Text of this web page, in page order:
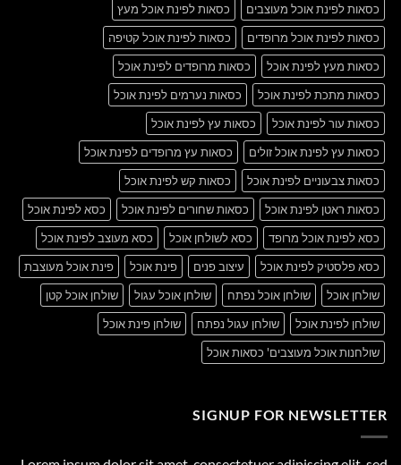
כסאות לפינת אוכל מעוצבים
כסאות לפינת אוכל מעץ
כסאות לפינת אוכל מרופדים
כסאות לפינת אוכל קטיפה
כסאות מעץ לפינת אוכל
כסאות מרופדים לפינת אוכל
כסאות מתכת לפינת אוכל
כסאות נערמים לפינת אוכל
כסאות עור לפינת אוכל
כסאות עץ לפינת אוכל
כסאות עץ לפינת אוכל זולים
כסאות עץ מרופדים לפינת אוכל
כסאות צבעוניים לפינת אוכל
כסאות קש לפינת אוכל
כסאות ראטן לפינת אוכל
כסאות שחורים לפינת אוכל
כסא לפינת אוכל
כסא לפינת אוכל מרופד
כסא לשולחן אוכל
כסא מעוצב לפינת אוכל
כסא פלסטיק לפינת אוכל
עיצוב פנים פינת אוכל
פינת אוכל מעוצבת
שולחן אוכל
שולחן אוכל נפתח שולחן אוכל עגול
שולחן אוכל קטן
שולחן לפינת אוכל
שולחן עגול נפתח
שולחן פינת אוכל
שולחנות אוכל מעוצבים' כסאות אוכל
SIGNUP FOR NEWSLETTER